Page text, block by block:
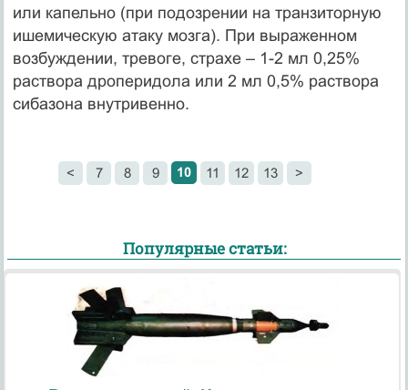
или капельно (при подозрении на транзиторную
ишемическую атаку мозга). При выраженном
возбуждении, тревоге, страхе – 1-2 мл 0,25%
раствора дроперидола или 2 мл 0,5% раствора
сибазона внутривенно.
< 7 8 9 10 11 12 13 >
Популярные статьи: